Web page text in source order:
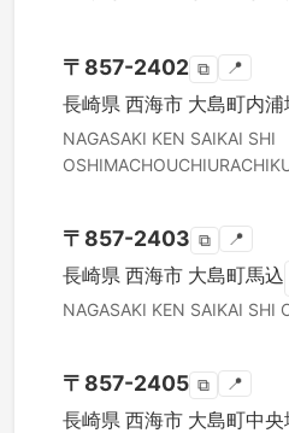
〒 857-2402 ⧉ 📍
長崎県 西海市 大島町内浦
NAGASAKI KEN SAIKAI SHI
〒 857-2403 ⧉ 📍
長崎県 西海市 大島町馬込
NAGASAKI KEN SAIKAI SHI
〒 857-2405 ⧉ 📍
長崎県 西海市 大島町中央